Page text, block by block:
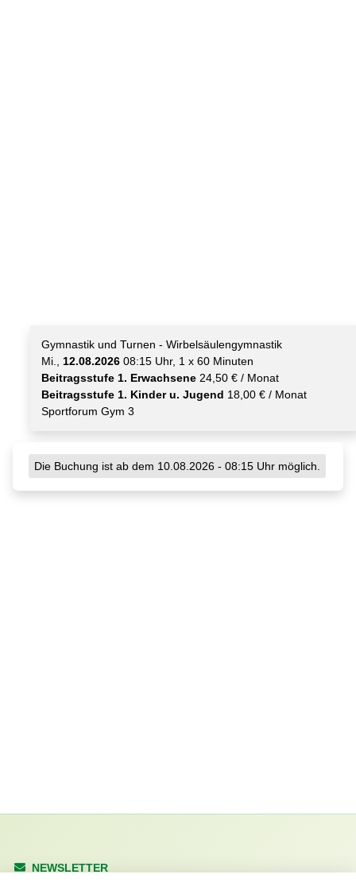
Gymnastik und Turnen - Wirbelsäulengymnastik
Mi., 12.08.2026 08:15 Uhr, 1 x 60 Minuten
Beitragsstufe 1. Erwachsene 24,50 € / Monat
Beitragsstufe 1. Kinder u. Jugend 18,00 € / Monat
Sportforum Gym 3
Die Buchung ist ab dem 10.08.2026 - 08:15 Uhr möglich.
NEWSLETTER